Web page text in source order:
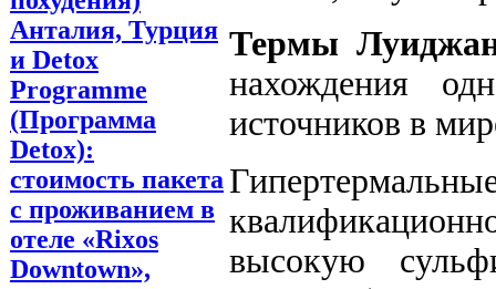
Анталия, Турция
и Detox
Programme
(Программа
Detox):
стоимость пакета
с проживанием в
отеле «Rixos
Downtown»,
Термы
нахождения
источников в
высокую